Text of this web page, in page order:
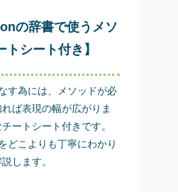
の辞書で使うメソ
トシート付き】
す為には、メソッドが必
ば表現の幅が広がりま
ートシート付きです。
どこよりも丁寧にわかり
します。